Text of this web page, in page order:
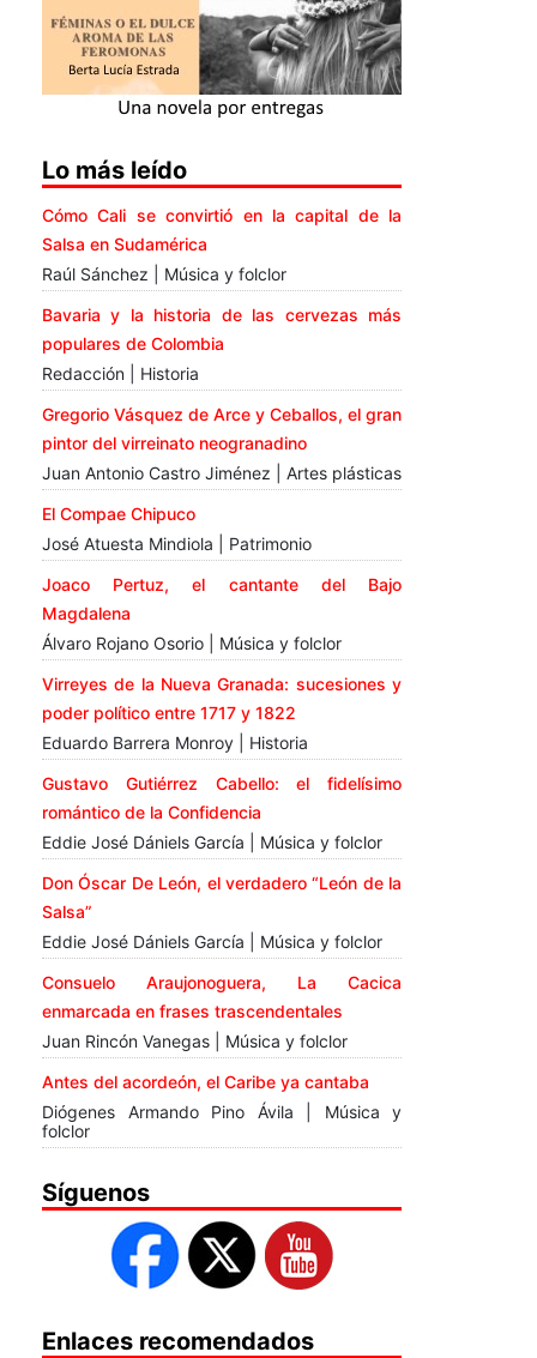
Lo más leído
Cómo Cali se convirtió en la capital de la
Salsa en Sudamérica
Raúl Sánchez | Música y folclor
Bavaria y la historia de las cervezas más
populares de Colombia
Redacción | Historia
Gregorio Vásquez de Arce y Ceballos, el gran
pintor del virreinato neogranadino
Juan Antonio Castro Jiménez | Artes plásticas
El Compae Chipuco
José Atuesta Mindiola | Patrimonio
Joaco Pertuz, el cantante del Bajo
Magdalena
Álvaro Rojano Osorio | Música y folclor
Virreyes de la Nueva Granada: sucesiones y
poder político entre 1717 y 1822
Eduardo Barrera Monroy | Historia
Gustavo Gutiérrez Cabello: el fidelísimo
romántico de la Confidencia
Eddie José Dániels García | Música y folclor
Don Óscar De León, el verdadero “León de la
Salsa”
Eddie José Dániels García | Música y folclor
Consuelo Araujonoguera, La Cacica
enmarcada en frases trascendentales
Juan Rincón Vanegas | Música y folclor
Antes del acordeón, el Caribe ya cantaba
Diógenes Armando Pino Ávila | Música y
folclor
Síguenos
Enlaces recomendados